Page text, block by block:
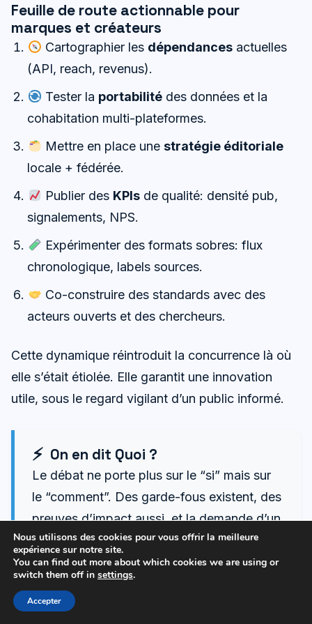
Feuille de route actionnable pour
marques et créateurs
Cartographier les dépendancesactuelles
(API, reach, revenus).
Tester la portabilitédes données et la
cohabitation multi-plateformes.
Mettre en place une stratégie éditoriale
locale + fédérée.
Publier des KPIsde qualité: densité pub,
signalements, NPS.
Expérimenter des formats sobres: flux
chronologique, labels sources.
Co-construire des standards avec des
acteurs ouverts et des chercheurs.
Cette dynamique réintroduit la concurrence là où
elle s’était étiolée. Elle garantit une innovation
utile, sous le regard vigilant d’un public informé.
On en dit Quoi ?
Le débat ne porte plus sur le “si” mais sur
le “comment”. Des garde-fous existent, des
preuves d’impact aussi, et la demande d’un
Internet de qualités’entend avec force.
Les plateformes qui misent sur l’ouverture,
modérationloyale et l’
gagneront une confiance rare, donc
Nous utilisons des cookies pour vous offrir la meilleure
expérience sur notre site.
You can find out more about which cookies we are using or
switch them off in settings.
Accepter